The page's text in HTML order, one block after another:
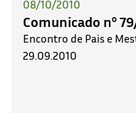
08/10/2010
Comunicado nº
Encontro de Pais e
29.09.2010